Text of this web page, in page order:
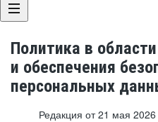
Политика в
и обеспечения
персональных
Редакция от 21 мая 2026